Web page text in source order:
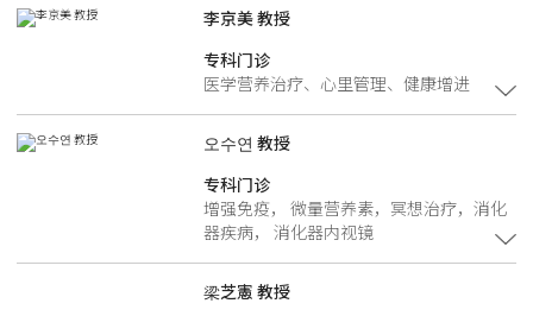
李京美 教授
专科门诊
医学营养治疗、心里管理、健康增进
오수연 教授
专科门诊
增强免疫， 微量营养素，冥想治疗，消化
器疾病， 消化器内视镜
梁芝憲 教授